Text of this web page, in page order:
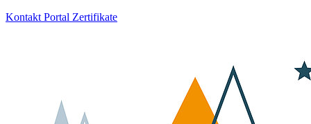
Kontakt Portal Zertifikate